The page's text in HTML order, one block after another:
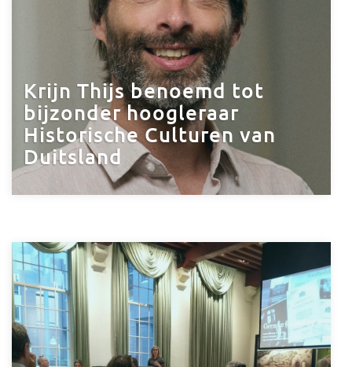
Krijn Thijs benoemd tot
bijzonder hoogleraar
Historische Culturen van
Duitsland